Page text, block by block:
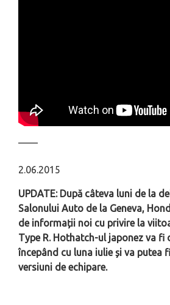
––––
2.06.2015
UPDATE: După câteva luni de la
Salonului Auto de la Geneva,
de informații noi cu privire la
Type R. Hothatch-ul japonez va fi
începând cu luna iulie și va putea
versiuni de echipare.